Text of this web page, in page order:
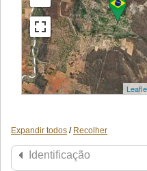
Expandir todos / Recolher
Identificação